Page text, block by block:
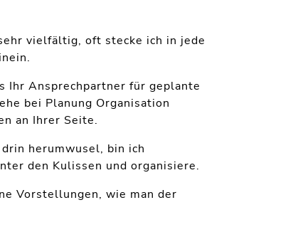
vielfältig, oft stecke ich in jede
Ihr Ansprechpartner für geplante
bei Planung Organisation
an Ihrer Seite.
herumwusel, bin ich
den Kulissen und organisiere.
Vorstellungen, wie man der